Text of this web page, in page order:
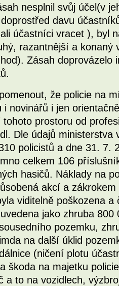
nesplnil svůj účel(v
davu
účastníci vracet ), byl
razantnější a konaný
Zásah doprovázelo
že policie na
i novinářů i jen
tohoto prostoru od
Dle údajů ministerstva
policistů a dne 31. 7.
celkem 106
hasičů. Náklady na
akcí a
viditelně poškozena
jako zhruba
pozemku,
na další úklid
(ničení plotu
škoda na majetku
a to na vozidlech,